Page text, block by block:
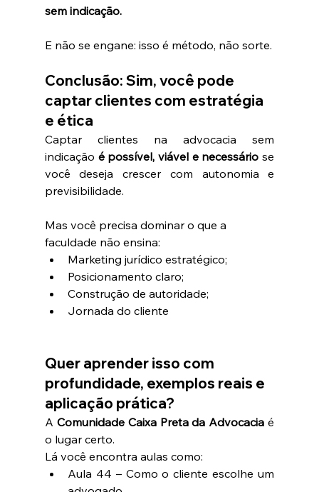
sem indicação.
E não se engane: isso é método, não sorte.
Conclusão: Sim, você pode
captar clientes com estratégia
e ética
Captar clientes na advocacia sem
indicação é possível, viável e necessário se
você deseja crescer com autonomia e
previsibilidade.
Mas você precisa dominar o que a
faculdade não ensina:
Marketing jurídico estratégico;
Posicionamento claro;
Construção de autoridade;
Jornada do cliente
Quer aprender isso com
profundidade, exemplos reais e
aplicação prática?
A Comunidade Caixa Preta da Advocacia é
o lugar certo.
Lá você encontra aulas como:
Aula 44 – Como o cliente escolhe um